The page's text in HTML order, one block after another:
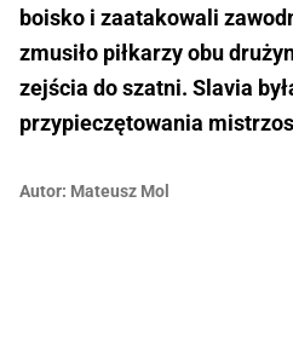
boisko i zaatakowali
zmusiło piłkarzy obu
zejścia do szatni. Slavia
przypieczętowania
Autor: Mateusz Mol